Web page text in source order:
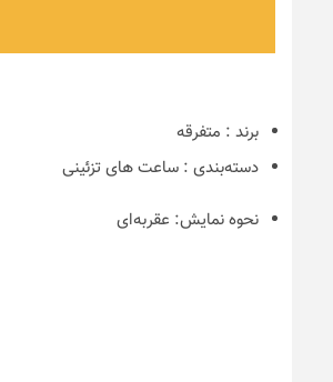
برند : متفرقه
دسته‌بندی : ساعت های تزئینی
نحوه نمایش: عقربه‌ای